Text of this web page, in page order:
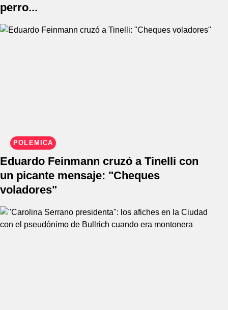
perro...
POLÉMICA
Eduardo Feinmann cruzó a Tinelli con
un picante mensaje: "Cheques
voladores"